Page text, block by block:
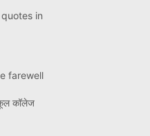
quotes in
farewell
कॉलेज